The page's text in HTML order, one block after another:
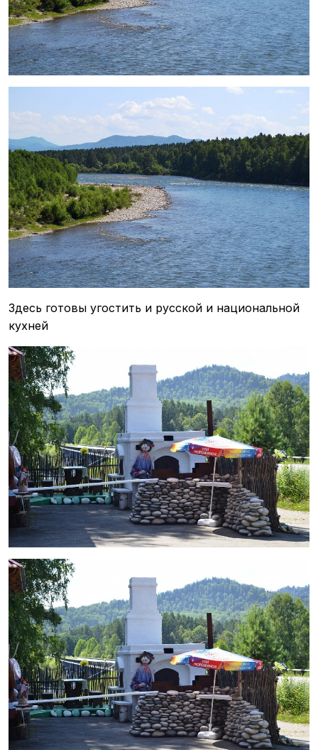
Здесь готовы угостить и русской и национальной
кухней